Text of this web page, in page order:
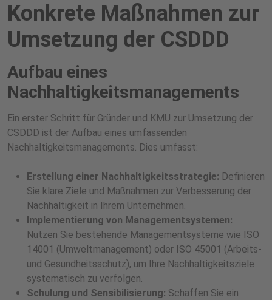
Konkrete Maßnahmen zur
Umsetzung der CSDDD
Aufbau eines
Nachhaltigkeitsmanagements
Ein erster Schritt für Gründer und KMU zur Umsetzung der
CSDDD ist der Aufbau eines umfassenden
Nachhaltigkeitsmanagements. Dies umfasst:
Erstellung einer Nachhaltigkeitsstrategie: Definieren
Sie klare Ziele und Maßnahmen zur Verbesserung der
Nachhaltigkeit in Ihrem Unternehmen.
Implementierung von Managementsystemen:
Nutzen Sie bestehende Managementsysteme wie ISO
14001 (Umweltmanagement) oder ISO 45001 (Arbeits-
und Gesundheitsschutz), um Ihre Nachhaltigkeitsziele
systematisch zu verfolgen.
Schulung und Sensibilisierung: Schaffen Sie ein